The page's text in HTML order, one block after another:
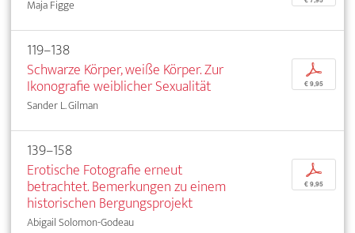
Maja Figge
119–138
Schwarze Körper, weiße Körper. Zur
Ikonografie weiblicher Sexualität
Sander L. Gilman
p
€ 9,95
139–158
Erotische Fotografie erneut
betrachtet. Bemerkungen zu einem
historischen Bergungsprojekt
Abigail Solomon-Godeau
p
€ 9,95